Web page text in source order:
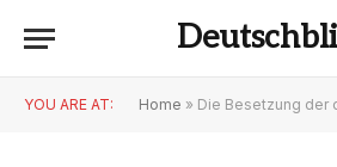
YOU ARE AT: Home » Die Besetzung der dritten Staffel von